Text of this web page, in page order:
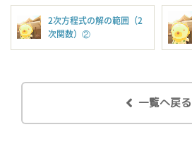
2次方程式の解の範囲（2
次関数）②
一覧へ戻る